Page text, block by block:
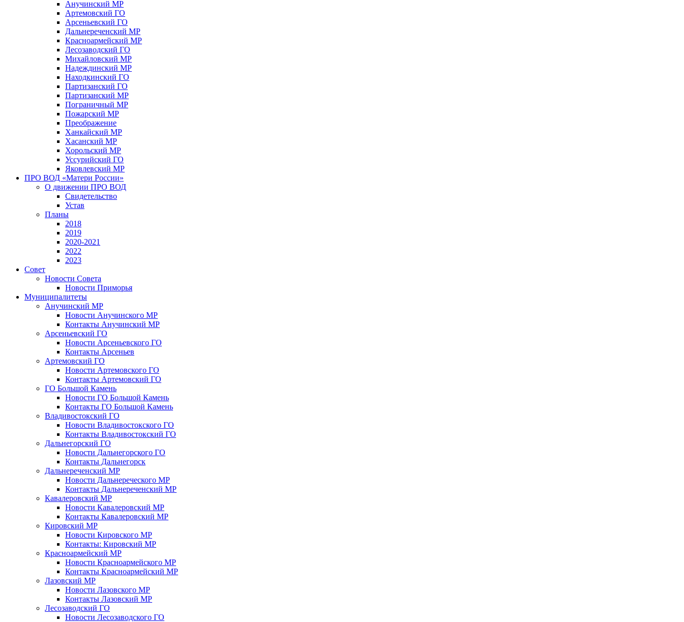
Анучинский МР
Артемовский ГО
Арсеньевский ГО
Дальнереченский МР
Красноармейский МР
Лесозаводский ГО
Михайловский МР
Надеждинский МР
Находкинский ГО
Партизанский ГО
Партизанский МР
Пограничный МР
Пожарский МР
Преображение
Ханкайский МР
Хасанский МР
Хорольский МР
Уссурийский ГО
Яковлевский МР
ПРО ВОД «Матери России»
О движении ПРО ВОД
Свидетельство
Устав
Планы
2018
2019
2020-2021
2022
2023
Совет
Новости Совета
Новости Приморья
Муниципалитеты
Анучинский МР
Новости Анучинского МР
Контакты Анучинский МР
Арсеньевский ГО
Новости Арсеньевского ГО
Контакты Арсеньев
Артемовский ГО
Новости Артемовского ГО
Контакты Артемовский ГО
ГО Большой Камень
Новости ГО Большой Камень
Контакты ГО Большой Камень
Владивостокский ГО
Новости Владивостокского ГО
Контакты Владивостокский ГО
Дальнегорский ГО
Новости Дальнегорского ГО
Контакты Дальнегорск
Дальнереченский МР
Новости Дальнереческого МР
Контакты Дальнереченский МР
Кавалеровский МР
Новости Кавалеровский МР
Контакты Кавалеровский МР
Кировский МР
Новости Кировского МР
Контакты: Кировский МР
Красноармейский МР
Новости Красноармейского МР
Контакты Красноармейский МР
Лазовский МР
Новости Лазовского МР
Контакты Лазовский МР
Лесозаводский ГО
Новости Лесозаводского ГО